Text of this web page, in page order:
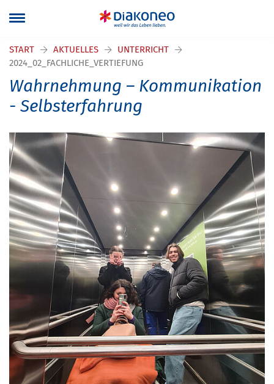
START AKTUELLES
UNTERRICHT
2024_02_FACHLICHE_VERTIEFUNG
Wahrnehmung – Kommunikation
- Selbsterfahrung